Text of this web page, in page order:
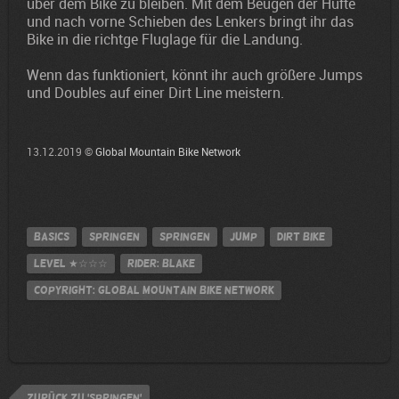
über dem Bike zu bleiben. Mit dem Beugen der Hüfte
und nach vorne Schieben des Lenkers bringt ihr das
Bike in die richtge Fluglage für die Landung.
Wenn das funktioniert, könnt ihr auch größere Jumps
und Doubles auf einer Dirt Line meistern.
13.12.2019 © Global Mountain Bike Network
Basics Springen Springen jump Dirt Bike
Level ★☆☆☆ Rider: Blake
Copyright: Global Mountain Bike Network